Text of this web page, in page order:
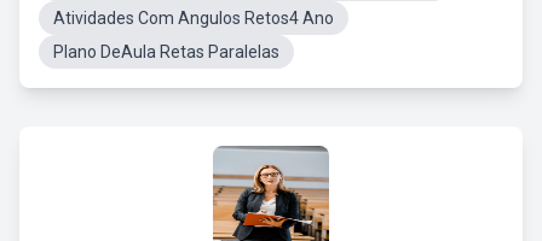
Atividades Com Angulos Retos4 Ano
Plano DeAula Retas Paralelas